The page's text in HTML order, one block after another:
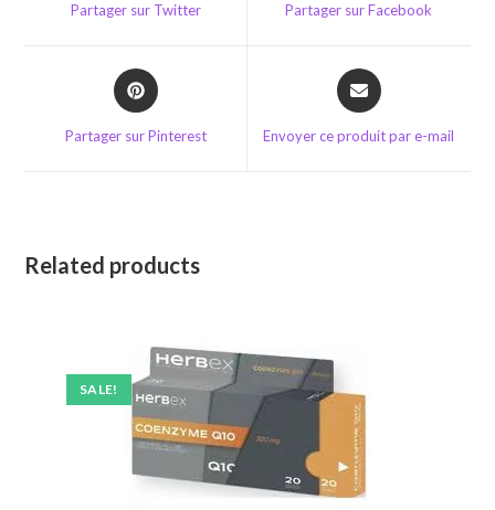
new
Partager sur Twitter Partager sur Facebook
Opens
in
Partager sur Pinterest
Opens
in
new
Envoyer ce produit par e-mail
Related products
SALE!